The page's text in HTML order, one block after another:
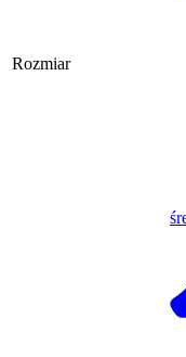
Rozmiar